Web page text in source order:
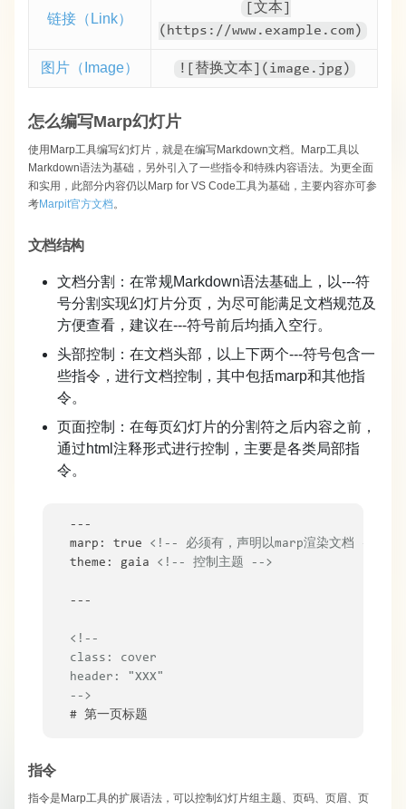
链接（Link）
[文本]
(https://www.example.com)
图片（Image） ![替换文本](image.jpg)
怎么编写Marp幻灯片
使用Marp工具编写幻灯片，就是在编写Markdown文档。Marp工具以
Markdown语法为基础，另外引入了一些指令和特殊内容语法。为更全面
和实用，此部分内容仍以Marp for VS Code工具为基础，主要内容亦可参
考Marpit官方文档。
文档结构
文档分割：在常规Markdown语法基础上，以---​符
号分割实现幻灯片分页，为尽可能满足文档规范及
方便查看，建议在---​符号前后均插入空行。
头部控制：在文档头部，以上下两个---​符号包含一
些指令，进行文档控制，其中包括marp​和其他指
令。
页面控制：在每页幻灯片的分割符之后内容之前，
通过html注释形式进行控制，主要是各类局部指
令。
---
marp: true <!-- 必须有，声明以marp渲染文档 -->
theme: gaia <!-- 控制主题 -->
---
<!--
class: cover
header: "XXX"
-->
# 第一页标题
指令
指令是Marp工具的扩展语法，可以控制幻灯片组主题、页码、页眉、页